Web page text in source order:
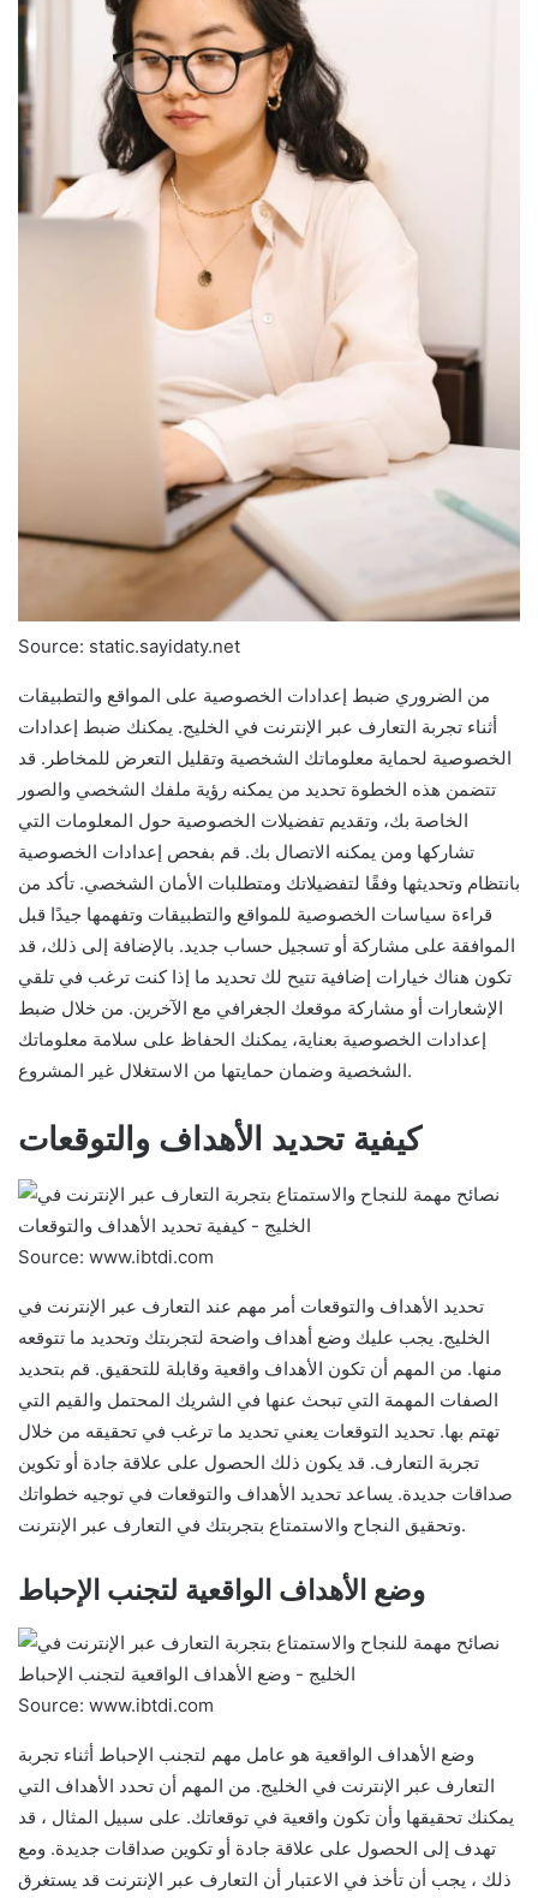
Source: static.sayidaty.net
من الضروري ضبط إعدادات الخصوصية على المواقع والتطبيقات
أثناء تجربة التعارف عبر الإنترنت في الخليج. يمكنك ضبط إعدادات
الخصوصية لحماية معلوماتك الشخصية وتقليل التعرض للمخاطر. قد
تتضمن هذه الخطوة تحديد من يمكنه رؤية ملفك الشخصي والصور
الخاصة بك، وتقديم تفضيلات الخصوصية حول المعلومات التي
تشاركها ومن يمكنه الاتصال بك. قم بفحص إعدادات الخصوصية
بانتظام وتحديثها وفقًا لتفضيلاتك ومتطلبات الأمان الشخصي. تأكد من
قراءة سياسات الخصوصية للمواقع والتطبيقات وتفهمها جيدًا قبل
الموافقة على مشاركة أو تسجيل حساب جديد. بالإضافة إلى ذلك، قد
تكون هناك خيارات إضافية تتيح لك تحديد ما إذا كنت ترغب في تلقي
الإشعارات أو مشاركة موقعك الجغرافي مع الآخرين. من خلال ضبط
إعدادات الخصوصية بعناية، يمكنك الحفاظ على سلامة معلوماتك
الشخصية وضمان حمايتها من الاستغلال غير المشروع.
كيفية تحديد الأهداف والتوقعات
Source: www.ibtdi.com
تحديد الأهداف والتوقعات أمر مهم عند التعارف عبر الإنترنت في
الخليج. يجب عليك وضع أهداف واضحة لتجربتك وتحديد ما تتوقعه
منها. من المهم أن تكون الأهداف واقعية وقابلة للتحقيق. قم بتحديد
الصفات المهمة التي تبحث عنها في الشريك المحتمل والقيم التي
تهتم بها. تحديد التوقعات يعني تحديد ما ترغب في تحقيقه من خلال
تجربة التعارف. قد يكون ذلك الحصول على علاقة جادة أو تكوين
صداقات جديدة. يساعد تحديد الأهداف والتوقعات في توجيه خطواتك
وتحقيق النجاح والاستمتاع بتجربتك في التعارف عبر الإنترنت.
وضع الأهداف الواقعية لتجنب الإحباط
Source: www.ibtdi.com
وضع الأهداف الواقعية هو عامل مهم لتجنب الإحباط أثناء تجربة
التعارف عبر الإنترنت في الخليج. من المهم أن تحدد الأهداف التي
يمكنك تحقيقها وأن تكون واقعية في توقعاتك. على سبيل المثال ، قد
تهدف إلى الحصول على علاقة جادة أو تكوين صداقات جديدة. ومع
ذلك ، يجب أن تأخذ في الاعتبار أن التعارف عبر الإنترنت قد يستغرق